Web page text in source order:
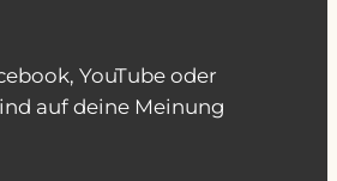
YouTube oder
auf deine Meinung